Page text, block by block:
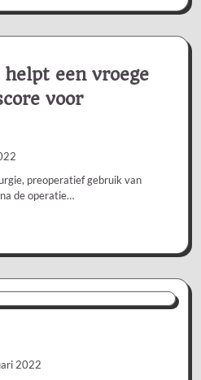
een vroege
voor
preoperatief gebruik van
de operatie…
2022